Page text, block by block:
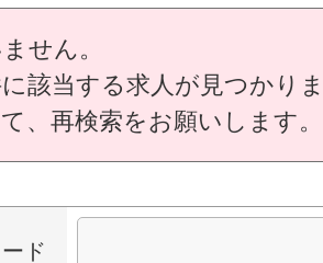
せん。
該当する求人が見つかり
、再検索をお願いします。
ド